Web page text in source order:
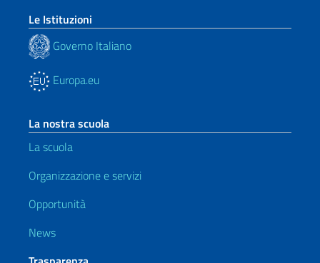
Le Istituzioni
Governo Italiano
Europa.eu
La nostra scuola
La scuola
Organizzazione e servizi
Opportunità
News